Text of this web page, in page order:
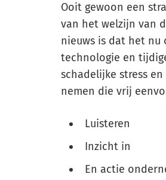
Ooit gewoon een
van het welzijn van
nieuws is dat het nu
technologie en
schadelijke stress
nemen die vrij
Luisteren
Inzicht in
En actie